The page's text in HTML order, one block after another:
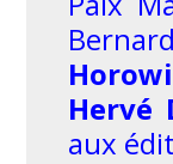
Hervé
aux